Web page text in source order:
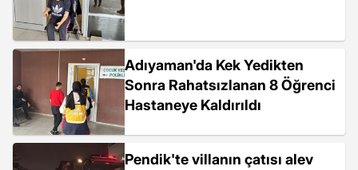
Adıyaman'da Kek Yedikten
Sonra Rahatsızlanan 8 Öğrenci
Hastaneye Kaldırıldı
Pendik'te villanın çatısı alev